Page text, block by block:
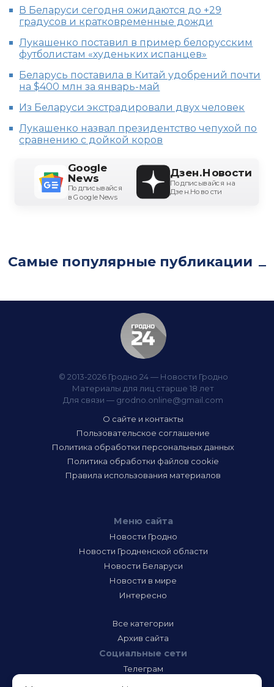
В Беларуси сегодня ожидаются до +29
градусов и кратковременные дожди
Лукашенко поставил в пример белорусским
футболистам «худеньких испанцев»
Беларусь поставила в Китай удобрений почти
на $400 млн за январь-май
Из Беларуси экстрадировали двух человек
Лукашенко назвал президентство чепухой по
сравнению с дойкой коров
Google
News
Подписывайся
в Google News
Дзен.Новости
Подписывайся на
Дзен.Новости
Самые популярные публикации
© 2013-2026 Гродно 24 — Новости Гродно
Материалы для лиц старше 18 лет
Для связи — grodno.online@gmail.com
О сайте и контакты
Пользовательское соглашение
Политика обработки персональных данных
Политика обработки файлов cookie
Правила использования материалов
Меню сайта
Новости Гродно
Новости Гродненской области
Новости Беларуси
Новости в мире
Интересно
Все категории
Архив сайта
Социальные сети
Телеграм